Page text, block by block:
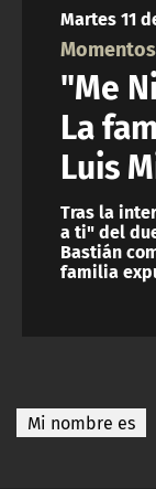
Martes 11
Momentos
"Me
La
Luis
Tras la
a ti" del
Bastián
familia
Mi nombre es